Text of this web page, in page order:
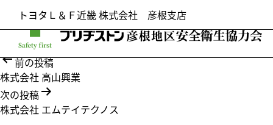
トヨタＬ＆Ｆ近畿 株式会社 彦根支店
投
稿
ナ
ビ
ゲ
前の投稿
株式会社 高山興業
次の投稿
株式会社 エムテイテクノス